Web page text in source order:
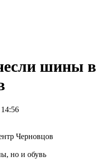
шины в
но и обувь